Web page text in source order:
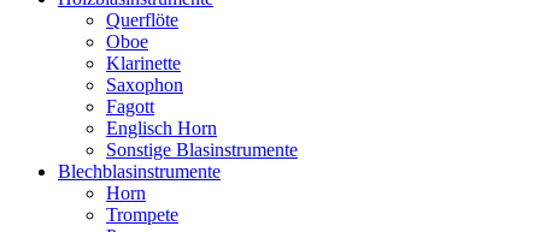
Querflöte
Oboe
Klarinette
Saxophon
Fagott
Englisch Horn
Sonstige Blasinstrumente
Blechblasinstrumente
Horn
Trompete